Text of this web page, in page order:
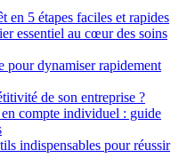
en 5 étapes faciles et rapides
essentiel au cœur des soins
pour dynamiser rapidement
de son entreprise ?
compte individuel : guide
indispensables pour réussir